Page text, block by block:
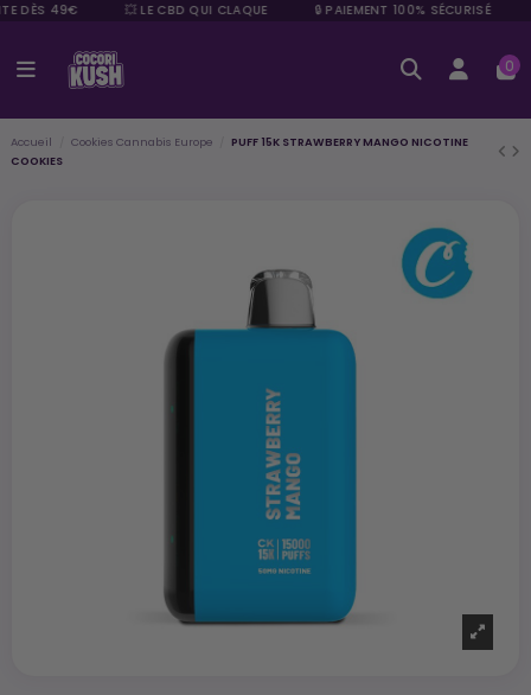
DÈS 49€ 💥 LE CBD QUI CLAQUE 🔒 PAIEMENT 100% SÉCURISÉ
0
Accueil Cookies Cannabis Europe
PUFF 15K STRAWBERRY MANGO NICOTINE
COOKIES